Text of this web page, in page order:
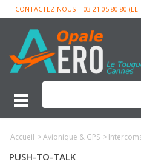
CONTACTEZ-NOUS 03 21 05 80 80
Accueil >Avionique & GPS >
PUSH-TO-TALK